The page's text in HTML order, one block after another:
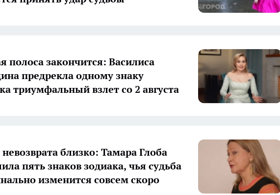
полоса закончится: Василиса
предрекла одному знаку
триумфальный взлет со 2 августа
близко: Тамара Глоба
пять знаков зодиака, чья судьба
изменится совсем скоро